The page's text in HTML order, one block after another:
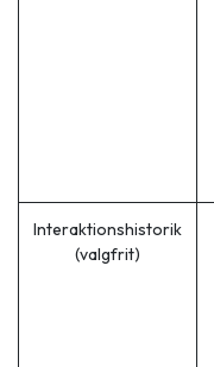
Interaktionshistorik
(valgfrit)